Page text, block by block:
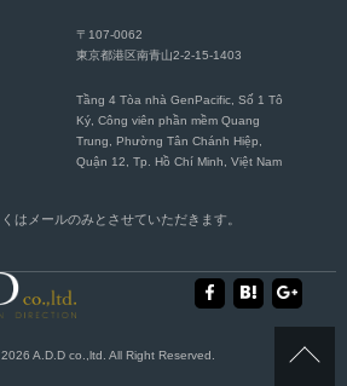
〒107-0062
東京都港区南青山2-2-15-1403
Tầng 4 Tòa nhà GenPacific, Số 1 Tô
Ký, Công viên phần mềm Quang
Trung, Phường Tân Chánh Hiệp,
Quận 12, Tp. Hồ Chí Minh, Việt Nam
は メールのみとさせていただきます。
A.D.D co.,ltd. All Right Reserved.